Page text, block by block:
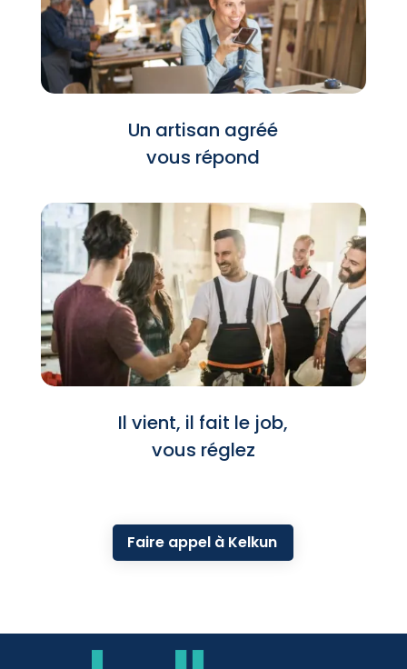
Un artisan agréé
vous répond
Il vient, il fait le job,
vous réglez
Faire appel à Kelkun